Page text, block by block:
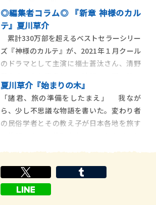
明し、
やらずいぶんな月日を勘定したことになる
のだが、実感としては淡い。旧友から改め
て＂作家デビュー十周年＂などと言われる
と、いつも唐津や備前の粋な酒杯を […]
◎編集者コラム◎ 『新章 神様のカル
テ』夏川草介
累計330万部を超えるベストセラーシリー
ズ『神様のカルテ』が、2021年１月クール
のドラマとして主演に福士蒼汰さん、清野
時間という大型スペシャルで放送されま
す！2011年、2014年には映画化もされてお
り、櫻井翔さんと宮崎あおいさんが夫婦役
を演じてくださいましたが、今回の新ドラ
夏川草介『始まりの木』
「諸君、旅の準備をしたまえ」 我なが
ら、少し不思議な物語を書いた。変わり者
の民俗学者とその教え子が日本各地を旅す
やろうと画策したわけでもない。旅は旅で
も本書は日本の名所旧跡を案内する旅 […]